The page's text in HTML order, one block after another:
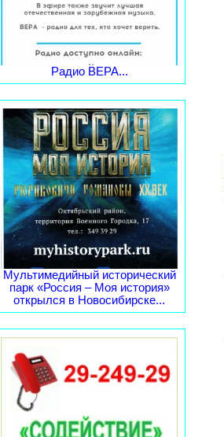
Радио ВЕРА...
Мультимедийный исторический
парк «Россия – Моя история»
открылся в Новосибирске...